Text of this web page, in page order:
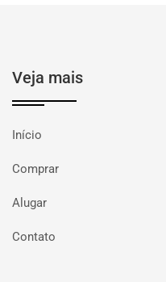
Veja mais
Início
Comprar
Alugar
Contato